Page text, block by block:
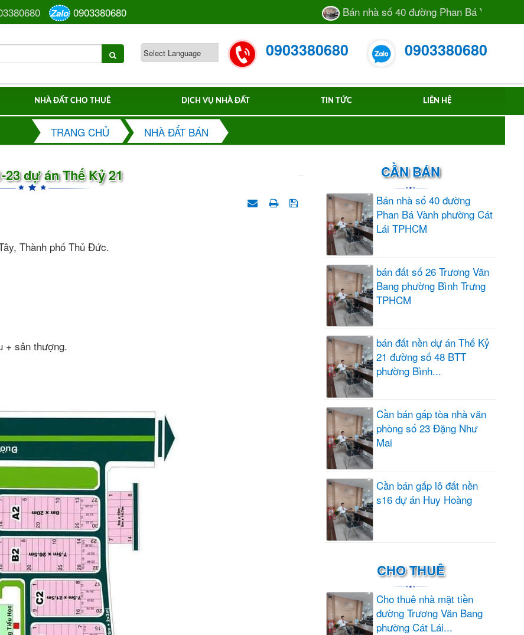
Zalo 0903380680 Bán nhà số 40 đường Phan Bá Vành phường
0903380680 0903380680
NHÀ ĐẤT CHO THUÊ DỊCH VỤ NHÀ ĐẤT TIN TỨC LIÊN HỆ
TRANG CHỦ NHÀ ĐẤT BÁN
23 dự án Thế Kỷ 21
Thành phố Thủ Đức.
+ sân thượng.
CẦN BÁN
Bán nhà số 40 đường
Phan Bá Vành phường Cát
Lái TPHCM
bán đất số 26 Trương Văn
Bang phường Bình Trưng
TPHCM
bán đất nền dự án Thế Kỷ
21 đường số 48 BTT
phường Bình...
Cần bán gấp tòa nhà văn
phòng số 23 Đặng Như
Mai
Cần bán gấp lô đất nền
s16 dự án Huy Hoàng
CHO THUÊ
Cho thuê nhà mặt tiền
đường Trương Văn Bang
phường Cát Lái...